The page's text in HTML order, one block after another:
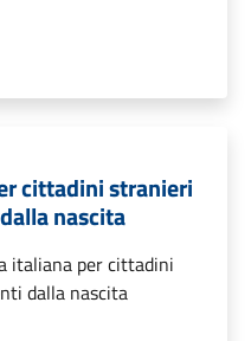
cittadini stranieri
nascita
italiana per cittadini
dalla nascita